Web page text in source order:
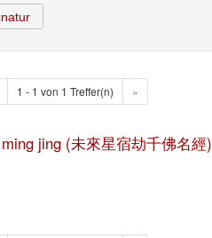
1 - 1 von 1 Treffer(n) »
jing (未來星宿劫千佛名經)